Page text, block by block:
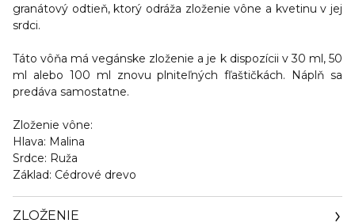
granátový odtieň, ktorý odráža zloženie vône a kvetinu v jej
srdci.
Táto vôňa má vegánske zloženie a je k dispozícii v 30 ml, 50
ml alebo 100 ml znovu plniteľných fľaštičkách. Náplň sa
predáva samostatne.
Zloženie vône:
Hlava: Malina
Srdce: Ruža
Základ: Cédrové drevo
ZLOŽENIE